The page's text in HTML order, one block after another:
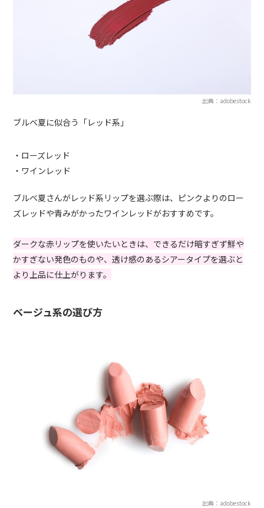
出典：adobestock
ブルベ夏に似合う「レッド系」
・ローズレッド
・ワインレッド
ブルベ夏さんがレッド系リップを選ぶ際は、ピンクよりのロー
ズレッドや青みがかったワインレッドがおすすめです。
ダークな赤リップを使いたいときは、できるだけ暗すぎず鮮や
かすぎない発色のものや、透け感のあるシアータイプを選ぶと
より上品に仕上がります。
ベージュ系の選び方
出典：adobestock